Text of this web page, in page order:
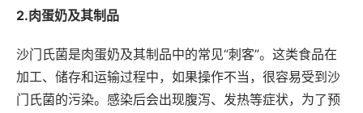
2.肉蛋奶及其制品
沙门氏菌是肉蛋奶及其制品中的常见“刺客”。这类食品在
加工、储存和运输过程中，如果操作不当，很容易受到沙
门氏菌的污染。感染后会出现腹泻、发热等症状，为了预